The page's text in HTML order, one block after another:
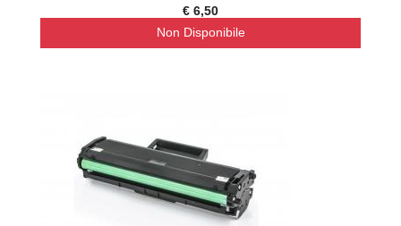
€ 6,50
Non Disponibile